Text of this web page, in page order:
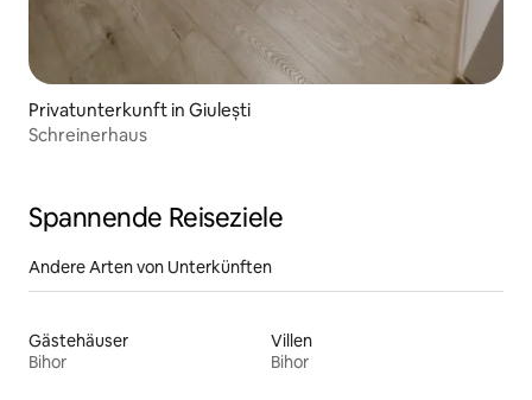
Privatunterkunft in Giulești
Schreinerhaus
Spannende Reiseziele
Andere Arten von Unterkünften
Gästehäuser
Bihor
Villen
Bihor